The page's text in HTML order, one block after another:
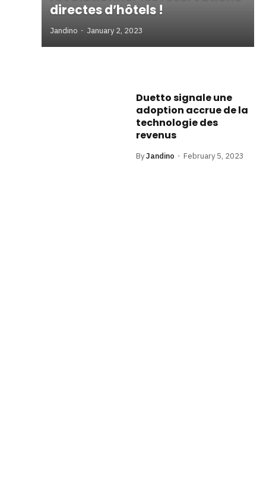
directes d’hôtels !
Jandino January 2, 2023
Duetto signale une
adoption accrue de la
technologie des
revenus
ByJandino February 5, 2023